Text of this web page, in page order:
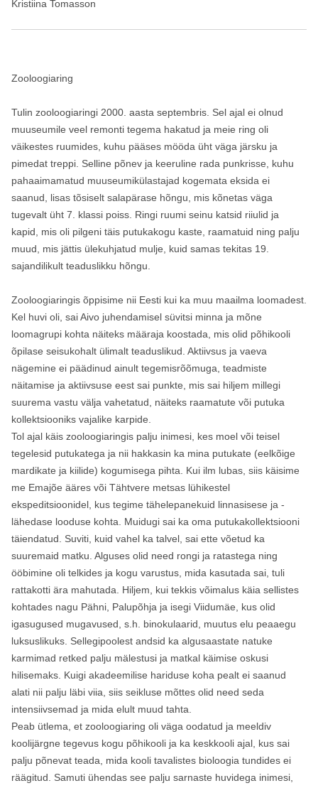
Kristiina Tomasson
Zooloogiaring
Tulin zooloogiaringi 2000. aasta septembris. Sel ajal ei olnud
muuseumile veel remonti tegema hakatud ja meie ring oli
väikestes ruumides, kuhu pääses mööda üht väga järsku ja
pimedat treppi. Selline põnev ja keeruline rada punkrisse, kuhu
pahaaimamatud muuseumikülastajad kogemata eksida ei
saanud, lisas tõsiselt salapärase hõngu, mis kõnetas väga
tugevalt üht 7. klassi poiss. Ringi ruumi seinu katsid riiulid ja
kapid, mis oli pilgeni täis putukakogu kaste, raamatuid ning palju
muud, mis jättis ülekuhjatud mulje, kuid samas tekitas 19.
sajandilikult teaduslikku hõngu.
Zooloogiaringis õppisime nii Eesti kui ka muu maailma loomadest.
Kel huvi oli, sai Aivo juhendamisel süvitsi minna ja mõne
loomagrupi kohta näiteks määraja koostada, mis olid põhikooli
õpilase seisukohalt ülimalt teaduslikud. Aktiivsus ja vaeva
nägemine ei päädinud ainult tegemisrõõmuga, teadmiste
näitamise ja aktiivsuse eest sai punkte, mis sai hiljem millegi
suurema vastu välja vahetatud, näiteks raamatute või putuka
kollektsiooniks vajalike karpide.
Tol ajal käis zooloogiaringis palju inimesi, kes moel või teisel
tegelesid putukatega ja nii hakkasin ka mina putukate (eelkõige
mardikate ja kiilide) kogumisega pihta. Kui ilm lubas, siis käisime
me Emajõe ääres või Tähtvere metsas lühikestel
ekspeditsioonidel, kus tegime tähelepanekuid linnasisese ja -
lähedase looduse kohta. Muidugi sai ka oma putukakollektsiooni
täiendatud. Suviti, kuid vahel ka talvel, sai ette võetud ka
suuremaid matku. Alguses olid need rongi ja ratastega ning
ööbimine oli telkides ja kogu varustus, mida kasutada sai, tuli
rattakotti ära mahutada. Hiljem, kui tekkis võimalus käia sellistes
kohtades nagu Pähni, Palupõhja ja isegi Viidumäe, kus olid
igasugused mugavused, s.h. binokulaarid, muutus elu peaaegu
luksuslikuks. Sellegipoolest andsid ka algusaastate natuke
karmimad retked palju mälestusi ja matkal käimise oskusi
hilisemaks. Kuigi akadeemilise hariduse koha pealt ei saanud
alati nii palju läbi viia, siis seikluse mõttes olid need seda
intensiivsemad ja mida elult muud tahta.
Peab ütlema, et zooloogiaring oli väga oodatud ja meeldiv
koolijärgne tegevus kogu põhikooli ja ka keskkooli ajal, kus sai
palju põnevat teada, mida kooli tavalistes bioloogia tundides ei
räägitud. Samuti ühendas see palju sarnaste huvidega inimesi,